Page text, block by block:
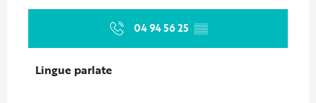
04 94 56 25 ▒▒
Lingue parlate
Lingue parlate